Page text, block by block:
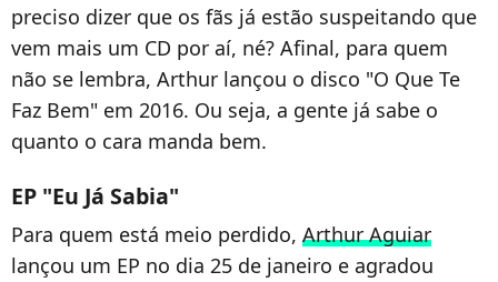
preciso dizer que os fãs já estão suspeitando que
vem mais um CD por aí, né? Afinal, para quem
não se lembra, Arthur lançou o disco "O Que Te
Faz Bem" em 2016. Ou seja, a gente já sabe o
quanto o cara manda bem.
EP "Eu Já Sabia"
Para quem está meio perdido, Arthur Aguiar
lançou um EP no dia 25 de janeiro e agradou